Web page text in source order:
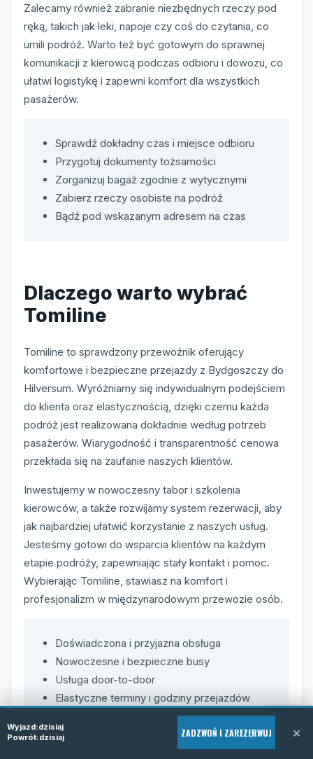
Zalecamy również zabranie niezbędnych rzeczy pod
ręką, takich jak leki, napoje czy coś do czytania, co
umili podróż. Warto też być gotowym do sprawnej
komunikacji z kierowcą podczas odbioru i dowozu, co
ułatwi logistykę i zapewni komfort dla wszystkich
pasażerów.
Sprawdź dokładny czas i miejsce odbioru
Przygotuj dokumenty tożsamości
Zorganizuj bagaż zgodnie z wytycznymi
Zabierz rzeczy osobiste na podróż
Bądź pod wskazanym adresem na czas
Dlaczego warto wybrać
Tomiline
Tomiline to sprawdzony przewoźnik oferujący
komfortowe i bezpieczne przejazdy z Bydgoszczy do
Hilversum. Wyróżniamy się indywidualnym podejściem
do klienta oraz elastycznością, dzięki czemu każda
podróż jest realizowana dokładnie według potrzeb
pasażerów. Wiarygodność i transparentność cenowa
przekłada się na zaufanie naszych klientów.
Inwestujemy w nowoczesny tabor i szkolenia
kierowców, a także rozwijamy system rezerwacji, aby
jak najbardziej ułatwić korzystanie z naszych usług.
Jesteśmy gotowi do wsparcia klientów na każdym
etapie podróży, zapewniając stały kontakt i pomoc.
Wybierając Tomiline, stawiasz na komfort i
profesjonalizm w międzynarodowym przewozie osób.
Doświadczona i przyjazna obsługa
Nowoczesne i bezpieczne busy
Usługa door-to-door
Elastyczne terminy i godziny przejazdów
Przejrzysty system rezerwacji i kontakt
telefoniczny
Wyjazd:dzisiaj
Powrót:dzisiaj ZADZWOŃ I ZAREZERWUJ ×